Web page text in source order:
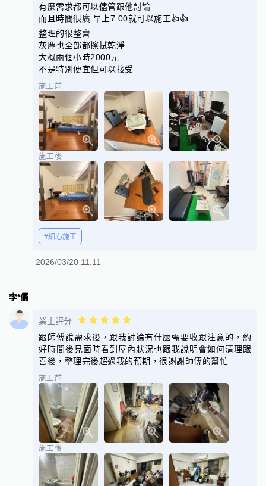
有麼需求都可以儘管跟他討論
而且時間很廣 早上7.00就可以施工👍👍
整理的很整齊
灰塵也全部都擦拭乾淨
大概兩個小時2000元
不是特別便宜但可以接受
施工前
施工後
#細心施工
2026/03/20 11:11
李*儒
業主評分
跟師傅說需求後，跟我討論有什麼需要收跟注意的，約
好時間後見面時看到屋內狀況也跟我說明會如何清理跟
善後，整理完後超過我的預期，很謝謝師傅的幫忙
施工前
施工後